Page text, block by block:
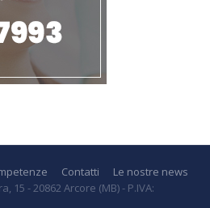
Contatti
Le nostre news
15 - 20862 Arcore (MB) - P.IVA: